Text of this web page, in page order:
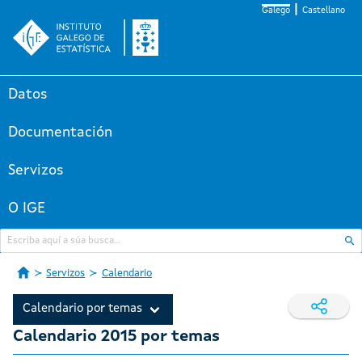
Galego Castellano
Datos
Documentación
Servizos
O IGE
Servizos Calendario
Calendario por temas
Calendario 2015 por temas